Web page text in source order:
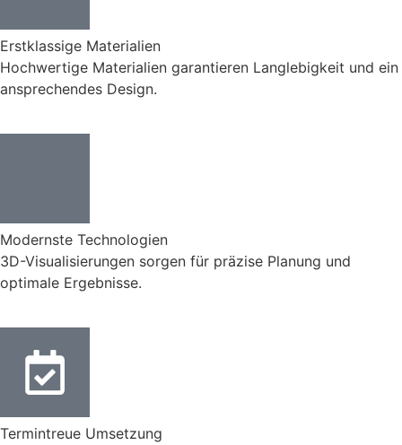
Erstklassige Materialien
Hochwertige Materialien garantieren Langlebigkeit und ein
ansprechendes Design.
Modernste Technologien
3D-Visualisierungen sorgen für präzise Planung und
optimale Ergebnisse.
Termintreue Umsetzung